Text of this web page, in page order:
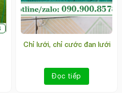
Chỉ lưới, chỉ cước đan lưới
Đọc tiếp